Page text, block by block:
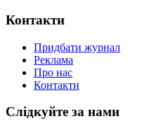
Контакти
Придбати журнал
Реклама
Про нас
Контакти
Слідкуйте за нами